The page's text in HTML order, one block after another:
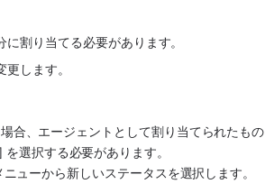
割り当てる必要があります。
します。
合、エージェントとして割り当てられたも
を選択する必要があります。
ューから新しいステータスを選択します。